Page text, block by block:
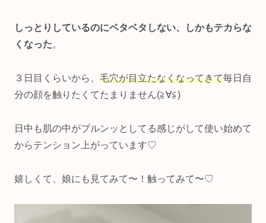
しっとりしているのにベタベタしない、しかもテカらな
くなった。
３日目くらいから、 毛穴が目立たなくなってきて毎日自
分の顔を触りたくてたまりません(≧∀≦)
日中も肌の中がプルンッとしてる感じがして使い始めて
からテンション上がっています♡
嬉しくて、娘にも見てみて〜！触ってみて〜♡